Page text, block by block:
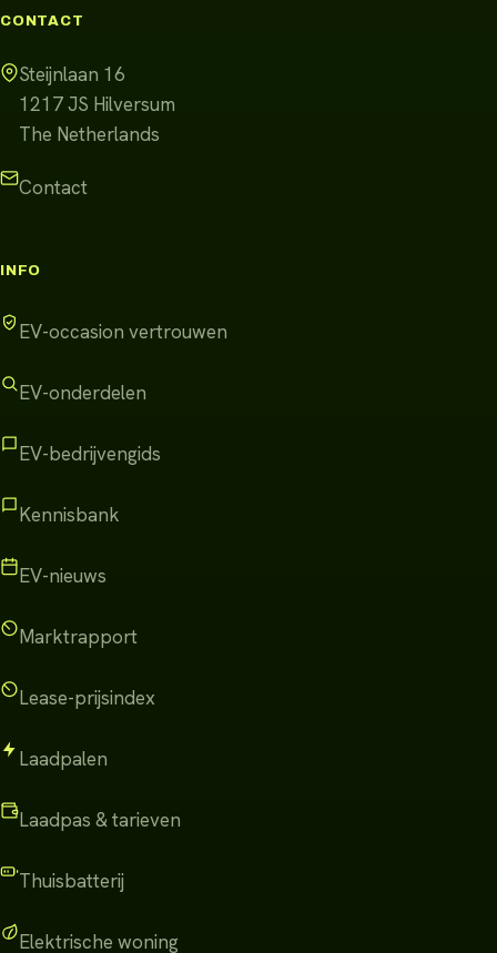
CONTACT
Steijnlaan 16
1217 JS Hilversum
The Netherlands
Contact
INFO
EV-occasion vertrouwen
EV-onderdelen
EV-bedrijvengids
Kennisbank
EV-nieuws
Marktrapport
Lease-prijsindex
Laadpalen
Laadpas & tarieven
Thuisbatterij
Elektrische woning